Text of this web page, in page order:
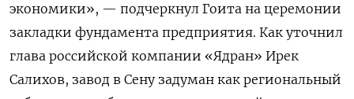
экономики», — подчеркнул Гоита на церемонии
закладки фундамента предприятия. Как уточнил
глава российской компании «Ядран» Ирек
Салихов, завод в Сену задуман как региональный